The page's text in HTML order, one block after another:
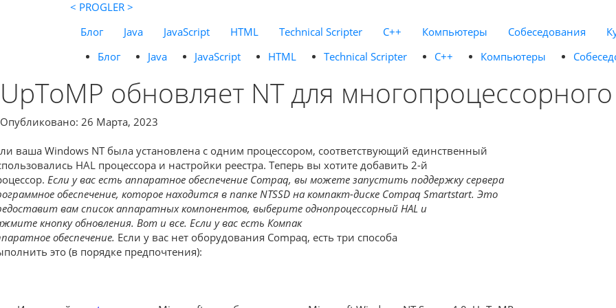
< PROGLER >
Блог
Java JavaScript HTML Technical Scripter C++ Компьютеры Собеседования
Блог
Java JavaScript HTML Technical Scripter C++ Компьютеры
UpToMP обновляет NT для
Опубликовано: 26 Марта, 2023
ваша Windows NT была установлена с одним процессором, соответствующий единственный
HAL процессора и настройки реестра. Теперь вы хотите добавить 2-й
Если у вас есть аппаратное обеспечение Compaq, вы можете запустить поддержку сервера
обеспечение, которое находится в папке NTSSD на компакт-диске Compaq Smartstart. Это
вам список аппаратных компонентов, выберите однопроцессорный HAL и
кнопку обновления. Вот и все. Если у вас есть Компак
обеспечение. Если у вас нет оборудования Compaq, есть три способа
это (в порядке предпочтения):